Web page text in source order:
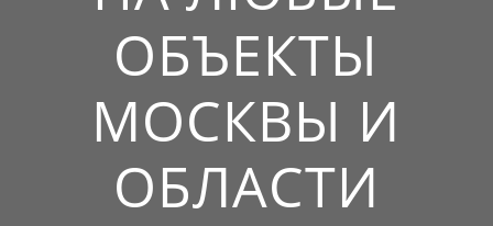
ОБЪЕКТЫ
МОСКВЫ И
ОБЛАСТИ